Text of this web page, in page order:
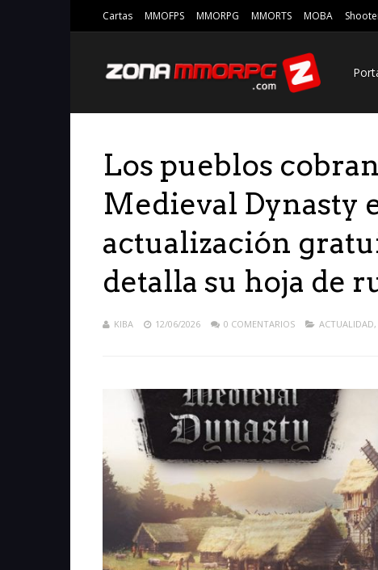
Cartas MMOFPS MMORPG MMORTS MOBA
Los pueblos
Medieval Dynasty
actualización
detalla su hoja de
KIBA 12/06/2026 0 COMENTARIOS ACTUALIDAD,